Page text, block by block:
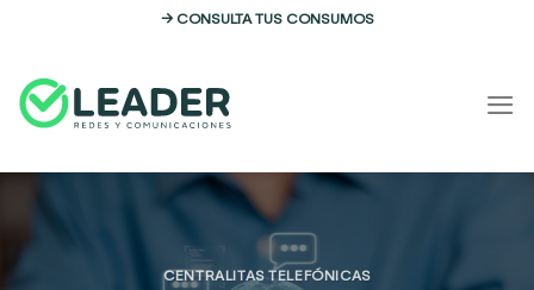
content
→ CONSULTA TUS CONSUMOS
CENTRALITAS TELEFÓNICAS